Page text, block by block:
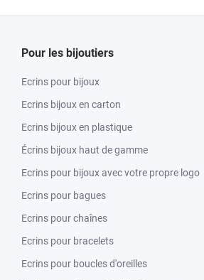
Pour les bijoutiers
Ecrins pour bijoux
Ecrins bijoux en carton
Ecrins bijoux en plastique
Écrins bijoux haut de gamme
Ecrins pour bijoux avec votre propre logo
Ecrins pour bagues
Ecrins pour chaînes
Ecrins pour bracelets
Ecrins pour boucles d'oreilles